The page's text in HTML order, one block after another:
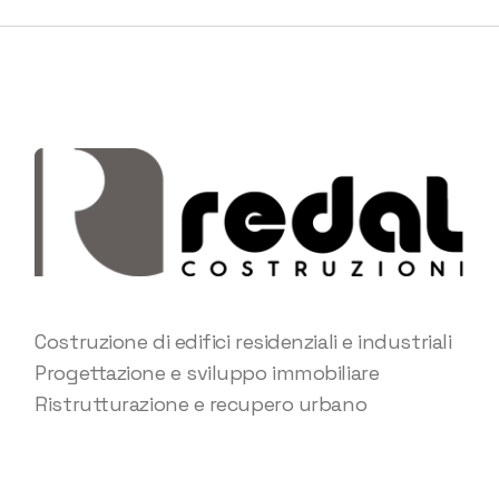
Costruzione di edifici residenziali e industriali
Progettazione e sviluppo immobiliare
Ristrutturazione e recupero urbano